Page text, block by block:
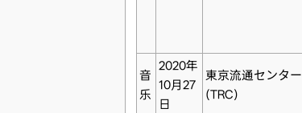
音
乐
2020年
10月27
日
東京流通センター
(TRC)